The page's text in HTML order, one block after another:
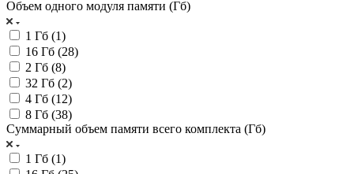
Объем одного модуля памяти (Гб)
1 Гб (1)
16 Гб (28)
2 Гб (8)
32 Гб (2)
4 Гб (12)
8 Гб (38)
Суммарный объем памяти всего комплекта (Гб)
1 Гб (1)